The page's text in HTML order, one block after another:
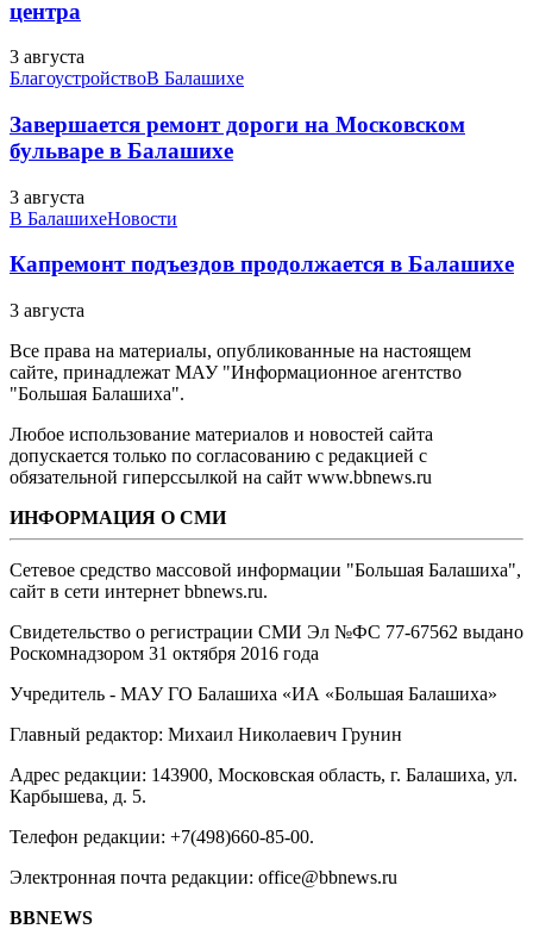
центра
3 августа
БлагоустройствоВ Балашихе
Завершается ремонт дороги на Московском
бульваре в Балашихе
3 августа
В БалашихеНовости
Капремонт подъездов продолжается в Балашихе
3 августа
Все права на материалы, опубликованные на настоящем
сайте, принадлежат МАУ "Информационное агентство
"Большая Балашиха".
Любое использование материалов и новостей сайта
допускается только по согласованию с редакцией с
обязательной гиперссылкой на сайт www.bbnews.ru
ИНФОРМАЦИЯ О СМИ
Сетевое средство массовой информации "Большая Балашиха",
сайт в сети интернет bbnews.ru.
Свидетельство о регистрации СМИ Эл №ФС ‎77-67562 выдано
Роскомнадзором 31 октября 2016 года
Учредитель - МАУ ГО Балашиха «ИА «Большая Балашиха»
Главный редактор: Михаил Николаевич Грунин
Адрес редакции: 143900, Московская область, г. Балашиха, ул.
Карбышева, д. 5.
Телефон редакции: +7(498)660-85-00.
Электронная почта редакции: office@bbnews.ru
BBNEWS